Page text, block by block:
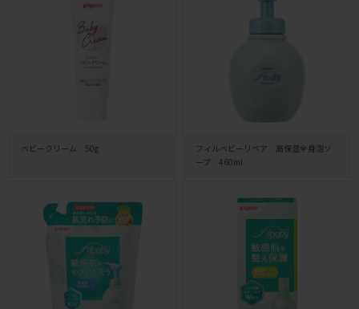
ベビークリーム 50g
フィルベビーリペア 高保湿全身泡ソ
ープ 460ml